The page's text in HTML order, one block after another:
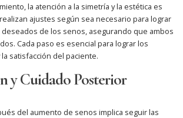
la atención a la simetría y la estética es
ajustes según sea necesario para lograr
deseados de los senos, asegurando que ambos
Cada paso es esencial para lograr los
satisfacción del paciente.
y Cuidado Posterior
del aumento de senos implica seguir las